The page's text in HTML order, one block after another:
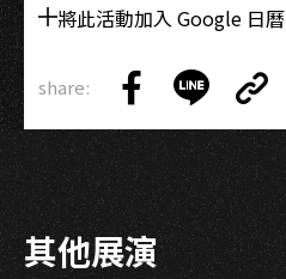
將此活動加入 Google 日曆
share:
on
Facebook
on
LINE
Link
Copy
Link
其他展演